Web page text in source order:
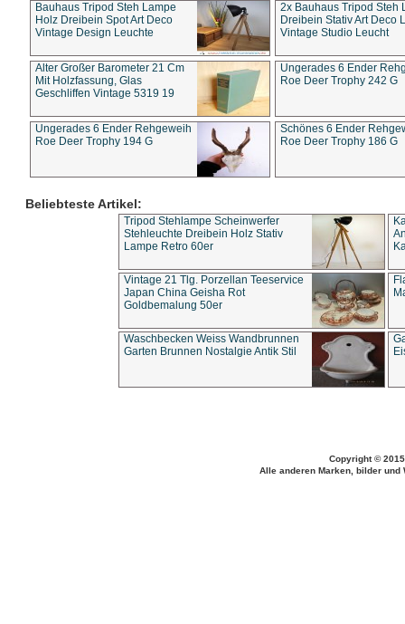
Bauhaus Tripod Steh Lampe
Holz Dreibein Spot Art Deco
Vintage Design Leuchte
2x Bauhaus Tripod Steh
Dreibein Stativ Art Deco
Vintage Studio Leucht
Alter Großer Barometer 21 Cm
Mit Holzfassung, Glas
Geschliffen Vintage 5319 19
Ungerades 6 Ender
Roe Deer Trophy 242 G
Ungerades 6 Ender Rehgeweih
Roe Deer Trophy 194 G
Schönes 6 Ender
Roe Deer Trophy 186 G
Beliebteste Artikel:
Tripod Stehlampe Scheinwerfer
Stehleuchte Dreibein Holz Stativ
Lampe Retro 60er
Vintage 21 Tlg. Porzellan Teeservice
Japan China Geisha Rot
Goldbemalung 50er
Waschbecken Weiss Wandbrunnen
Garten Brunnen Nostalgie Antik Stil
Copyright ©
Alle anderen Marken, bilder und